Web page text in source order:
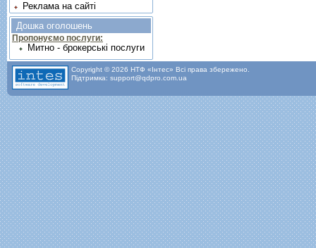
Реклама на сайті
Дошка оголошень
Пропонуємо послуги:
Митно - брокерські послуги
Copyright © 2026 НТФ «Інтес» Всі права збережено.
Підтримка: support@qdpro.com.ua